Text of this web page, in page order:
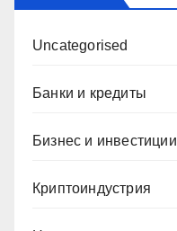
Uncategorised
Банки и кредиты
Бизнес и инвестиции
Криптоиндустрия